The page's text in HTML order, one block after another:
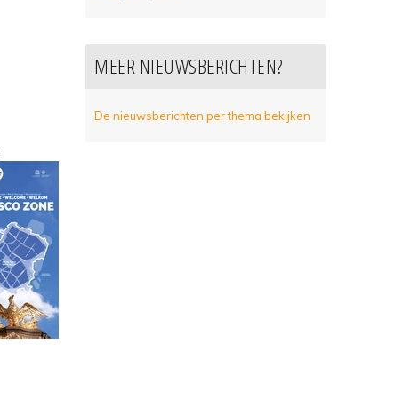
MEER NIEUWSBERICHTEN?
De nieuwsberichten per thema bekijken